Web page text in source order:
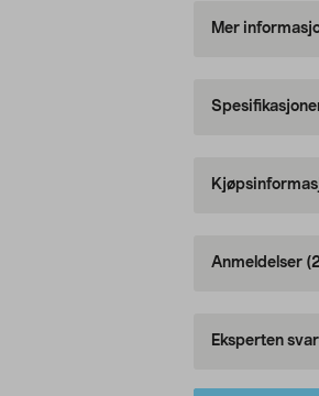
Mer
Anmeldelser
Eksperten